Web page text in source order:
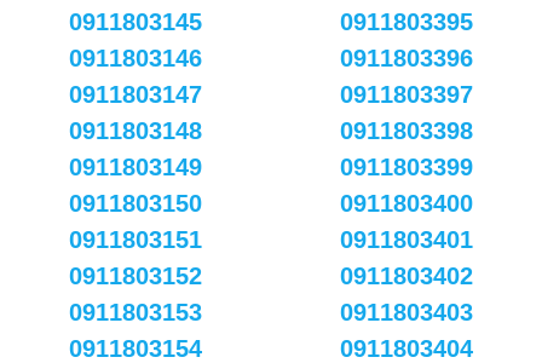
0911803145
0911803146
0911803147
0911803148
0911803149
0911803150
0911803151
0911803152
0911803153
0911803154
0911803395
0911803396
0911803397
0911803398
0911803399
0911803400
0911803401
0911803402
0911803403
0911803404